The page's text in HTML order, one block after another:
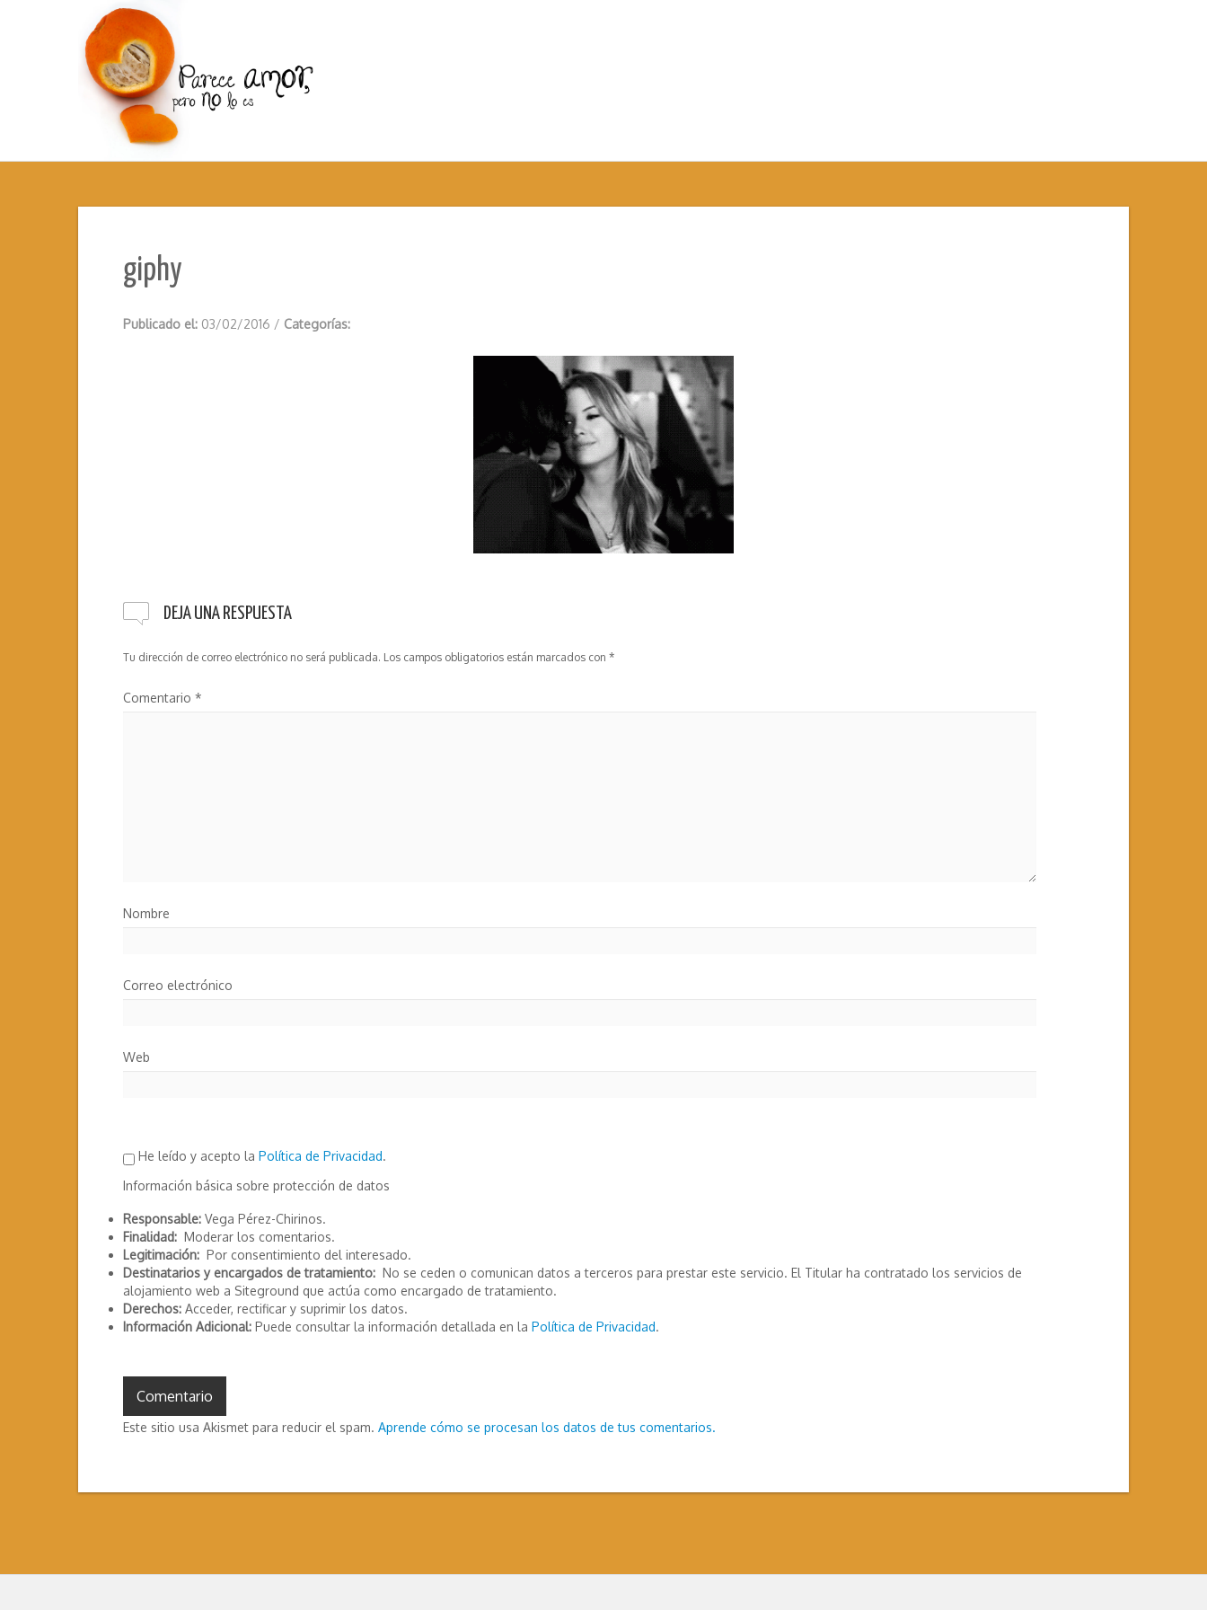
giphy
Publicado el: 03/02/2016 / Categorías:
DEJA UNA RESPUESTA
Tu dirección de correo electrónico no será publicada. Los campos obligatorios están marcados con *
Comentario *
Nombre
Correo electrónico
Web
He leído y acepto la Política de Privacidad.
Información básica sobre protección de datos
Responsable: Vega Pérez-Chirinos.
Finalidad: Moderar los comentarios.
Legitimación: Por consentimiento del interesado.
Destinatarios y encargados de tratamiento: No se ceden o comunican datos a terceros para prestar este servicio. El Titular ha contratado los servicios de
alojamiento web a Siteground que actúa como encargado de tratamiento.
Derechos: Acceder, rectificar y suprimir los datos.
Información Adicional: Puede consultar la información detallada en la Política de Privacidad.
Este sitio usa Akismet para reducir el spam. Aprende cómo se procesan los datos de tus comentarios.